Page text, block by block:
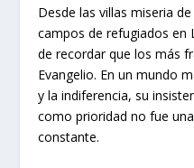
Desde las villas miseria
campos de refugiados en
de recordar que los más
Evangelio. En un mundo
y la indiferencia, su
como prioridad no fue
constante.